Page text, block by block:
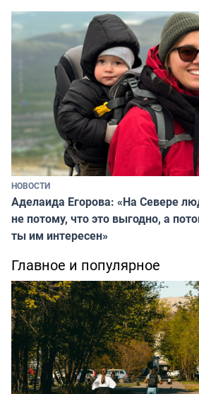
НОВОСТИ
Аделаида Егорова: «На Севере
не потому, что это выгодно, а
ты им интересен»
Главное и популярное